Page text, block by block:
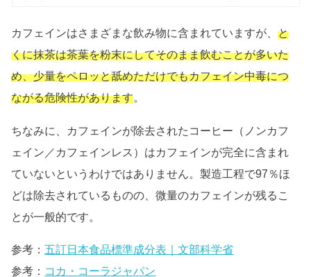
カフェインはさまざまな飲み物に含まれていますが、と
くに抹茶は茶葉を粉末にしてそのまま飲むことが多いた
め、少量をペロッと舐めただけでもカフェイン中毒につ
ながる危険性があります。
ちなみに、カフェインが除去されたコーヒー（ノンカフ
ェイン／カフェインレス）はカフェインが完全に含まれ
ていないというわけではありません。製造工程で97％ほ
どは除去されているものの、微量のカフェインが残るこ
とが一般的です。
参考： 五訂日本食品標準成分表｜文部科学省
参考： コカ・コーラジャパン